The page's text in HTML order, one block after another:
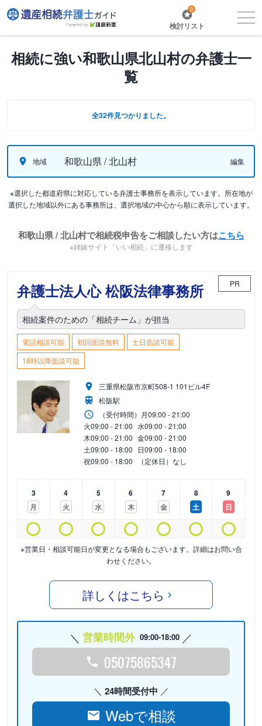
0
検討リスト
相続に強い和歌山県北山村の弁護士一
覧
全32件見つかりました。
地域 和歌山県 / 北山村 編集
※選択した都道府県に対応している弁護士事務所を表示しています。所在地が
選択した地域以外にある事務所は、選択地域の中心から順に表示しています。
和歌山県 / 北山村で相続税申告をご相談したい方はこちら
※姉妹サイト「いい相続」に遷移します
弁護士法人心 松阪法律事務所 PR
相続案件のための「相続チーム」が担当
電話相談可能 初回面談無料
土日面談可能
18時以降面談可能
三重県松阪市京町508-1 101ビル4F
松阪駅
（受付時間） 月09:00 - 21:00
火09:00 - 21:00 水09:00 - 21:00
木09:00 - 21:00 金09:00 - 21:00
土09:00 - 18:00 日09:00 - 18:00
祝09:00 - 18:00 （定休日）なし
3
月
4
火
5
水
6
木
7
金
8
土
9
日
※営業日・相談可能日が変更となる場合もございます。詳細はお問い合
わせください。
詳しくはこちら
営業時間外 09:00-18:00
05075865347
24時間受付中
Webで相談